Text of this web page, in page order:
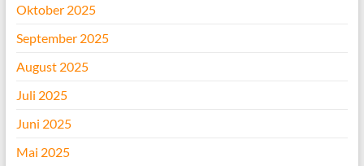
Oktober 2025
September 2025
August 2025
Juli 2025
Juni 2025
Mai 2025